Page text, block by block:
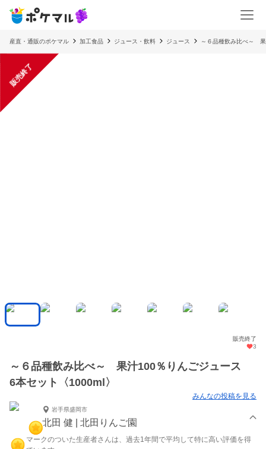
産直・通販のポケマル 加工食品 ジュース・飲料 ジュース ～６品種飲み比べ～
販売終了
販売終了
3
～６品種飲み比べ～ 果汁100％りんごジュース
6本セット〈1000ml〉
みんなの投稿を見る
岩手県盛岡市
北田 健 | 北田りんご園
マークのついた生産者さんは、過去1年間で平均して特に高い評価を得